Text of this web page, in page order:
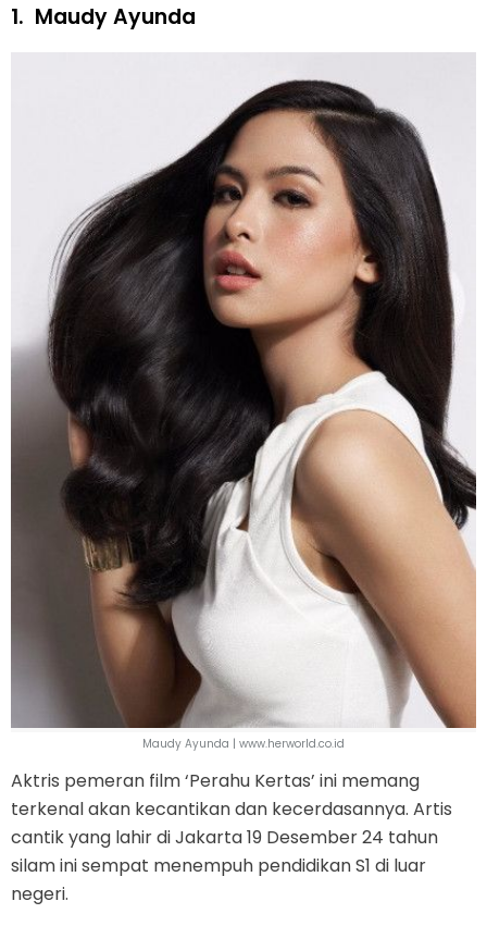
1. Maudy Ayunda
Maudy Ayunda | www.herworld.co.id
Aktris pemeran film ‘Perahu Kertas’ ini memang
terkenal akan kecantikan dan kecerdasannya. Artis
cantik yang lahir di Jakarta 19 Desember 24 tahun
silam ini sempat menempuh pendidikan S1 di luar
negeri.